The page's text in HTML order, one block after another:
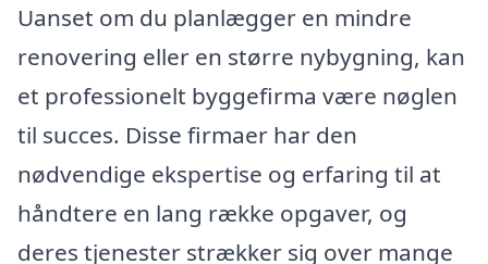
Uanset om du planlægger en mindre
renovering eller en større nybygning, kan
et professionelt byggefirma være nøglen
til succes. Disse firmaer har den
nødvendige ekspertise og erfaring til at
håndtere en lang række opgaver, og
deres tjenester strækker sig over mange